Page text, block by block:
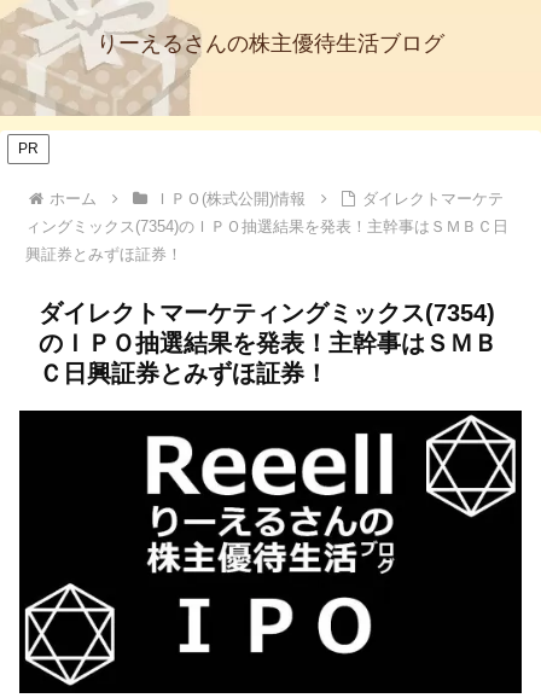
りーえるさんの株主優待生活ブログ
PR
ホーム ＩＰＯ(株式公開)情報
ダイレクトマーケテ
ィングミックス(7354)のＩＰＯ抽選結果を発表！主幹事はＳＭＢＣ日
興証券とみずほ証券！
ダイレクトマーケティングミックス(7354)
のＩＰＯ抽選結果を発表！主幹事はＳＭＢ
Ｃ日興証券とみずほ証券！